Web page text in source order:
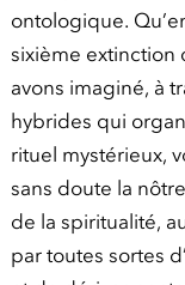
ontologique.
sixième extinction
avons imaginé, à
hybrides qui
rituel mystérieux,
sans doute la
de la spiritualité,
par toutes sortes